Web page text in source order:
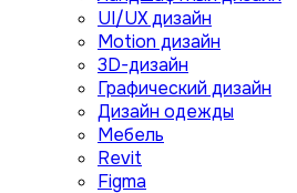
UI/UX дизайн
Motion дизайн
3D-дизайн
Графический дизайн
Дизайн одежды
Мебель
Revit
Figma